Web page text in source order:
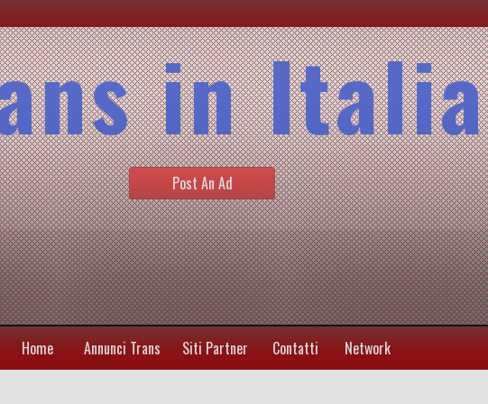
in Italia
Post An Ad
Home Annunci Trans Siti Partner Contatti Network